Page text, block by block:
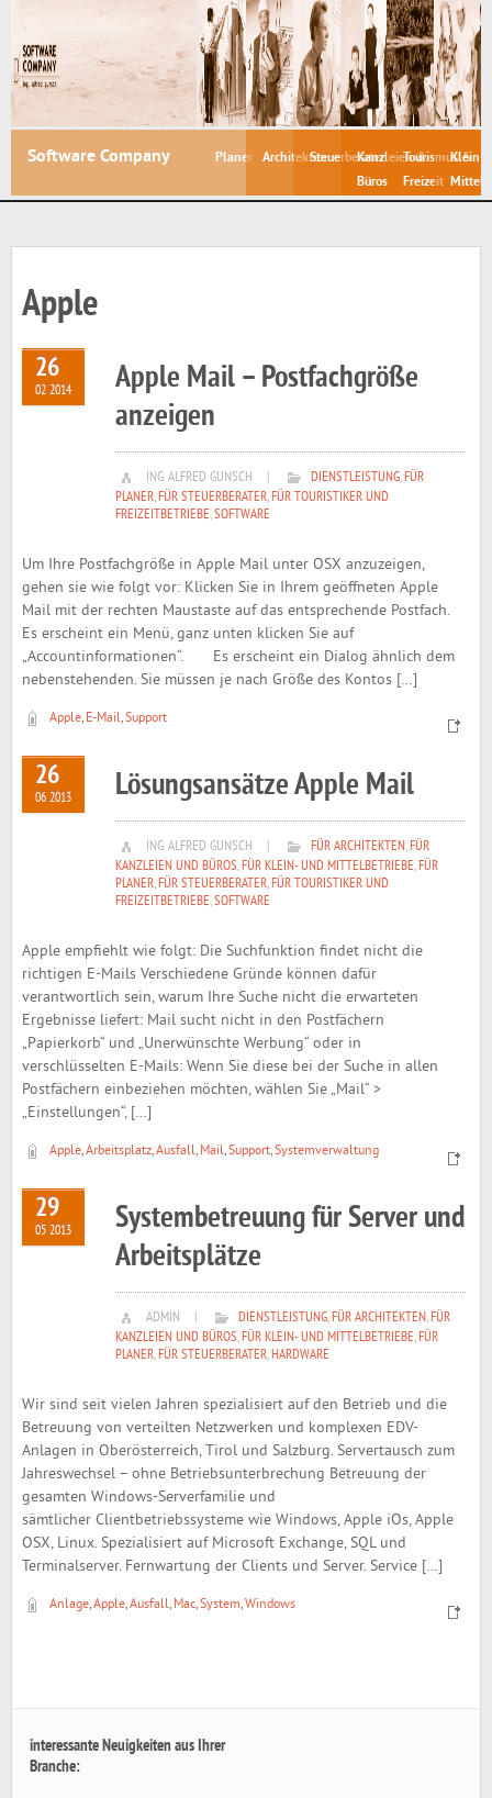
Software Company Planer ArchitektenSteuerberaterKanzleien &
Büros
Tourismus &
Freizeit
Klein-
Apple
26
02 2014
Apple Mail – Postfachgröße
anzeigen
ING. ALFRED GUNSCH DIENSTLEISTUNG,FÜR
PLANER,FÜR STEUERBERATER,FÜR TOURISTIKER UND
FREIZEITBETRIEBE,SOFTWARE
Um Ihre Postfachgröße in Apple Mail unter OSX anzuzeigen,
gehen sie wie folgt vor: Klicken Sie in Ihrem geöffneten Apple
Mail mit der rechten Maustaste auf das entsprechende Postfach.
Es erscheint ein Menü, ganz unten klicken Sie auf
„Accountinformationen“. Es erscheint ein Dialog ähnlich dem
nebenstehenden. Sie müssen je nach Größe des Kontos […]
Apple, E-Mail,Support
26
06 2013 Lösungsansätze Apple Mail
ING. ALFRED GUNSCH FÜR ARCHITEKTEN,FÜR
KANZLEIEN UND BÜROS,FÜR KLEIN- UND MITTELBETRIEBE,FÜR
PLANER,FÜR STEUERBERATER,FÜR TOURISTIKER UND
FREIZEITBETRIEBE,SOFTWARE
Apple empfiehlt wie folgt: Die Suchfunktion findet nicht die
richtigen E-Mails Verschiedene Gründe können dafür
verantwortlich sein, warum Ihre Suche nicht die erwarteten
Ergebnisse liefert: Mail sucht nicht in den Postfächern
„Papierkorb“ und „Unerwünschte Werbung“ oder in
verschlüsselten E-Mails: Wenn Sie diese bei der Suche in allen
Postfächern einbeziehen möchten, wählen Sie „Mail“ >
„Einstellungen“, […]
Apple,Arbeitsplatz,Ausfall, Mail,Support,Systemverwaltung
29
05 2013
Systembetreuung für Server und
Arbeitsplätze
ADMIN DIENSTLEISTUNG,FÜR ARCHITEKTEN,FÜR
KANZLEIEN UND BÜROS,FÜR KLEIN- UND MITTELBETRIEBE,FÜR
PLANER,FÜR STEUERBERATER,HARDWARE
Wir sind seit vielen Jahren spezialisiert auf den Betrieb und die
Betreuung von verteilten Netzwerken und komplexen EDV-
Anlagen in Oberösterreich, Tirol und Salzburg. Servertausch zum
Jahreswechsel – ohne Betriebsunterbrechung Betreuung der
gesamten Windows-Serverfamilie und
sämtlicher Clientbetriebssysteme wie Windows, Apple iOs, Apple
OSX, Linux. Spezialisiert auf Microsoft Exchange, SQL und
Terminalserver. Fernwartung der Clients und Server. Service […]
Anlage,Apple,Ausfall, Mac,System,Windows
interessante Neuigkeiten aus Ihrer
Branche: